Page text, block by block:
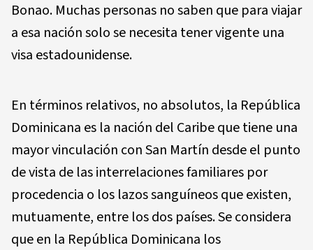
Bonao. Muchas personas no saben que para viajar
a esa nación solo se necesita tener vigente una
visa estadounidense.
En términos relativos, no absolutos, la República
Dominicana es la nación del Caribe que tiene una
mayor vinculación con San Martín desde el punto
de vista de las interrelaciones familiares por
procedencia o los lazos sanguíneos que existen,
mutuamente, entre los dos países. Se considera
que en la República Dominicana los